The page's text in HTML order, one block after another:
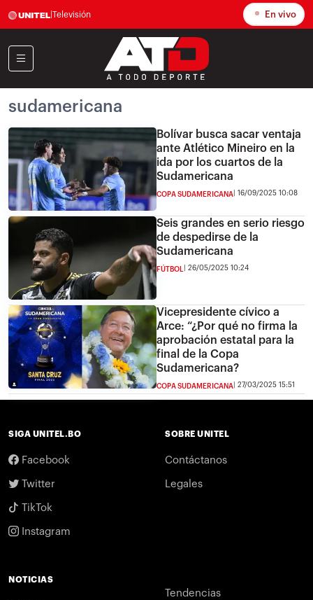
Televisión En vivo
sudamericana
Bolívar busca sacar ventaja
ante Atlético Mineiro en la
ida por los cuartos de la
Sudamericana
COPA SUDAMERICANA 16/09/2025 10:08
Seis grandes en serio riesgo
de despedirse de la
Sudamericana
FÚTBOL 26/05/2025 10:24
Vicepresidente cívico a
Arce: “¿Por qué no firma la
aprobación estatal para la
final de la Copa
Sudamericana?
COPA SUDAMERICANA 27/03/2025 15:51
SIGA UNITEL.BO
Facebook
Twitter
TikTok
Instagram
SOBRE UNITEL
Contáctanos
Legales
NOTICIAS
Tendencias